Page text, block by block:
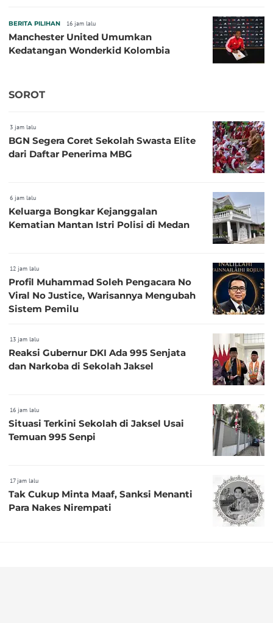
BERITA PILIHAN 16 jam lalu
Manchester United Umumkan
Kedatangan Wonderkid Kolombia
SOROT
3 jam lalu
BGN Segera Coret Sekolah Swasta Elite
dari Daftar Penerima MBG
6 jam lalu
Keluarga Bongkar Kejanggalan
Kematian Mantan Istri Polisi di Medan
12 jam lalu
Profil Muhammad Soleh Pengacara No
Viral No Justice, Warisannya Mengubah
Sistem Pemilu
13 jam lalu
Reaksi Gubernur DKI Ada 995 Senjata
dan Narkoba di Sekolah Jaksel
16 jam lalu
Situasi Terkini Sekolah di Jaksel Usai
Temuan 995 Senpi
17 jam lalu
Tak Cukup Minta Maaf, Sanksi Menanti
Para Nakes Nirempati